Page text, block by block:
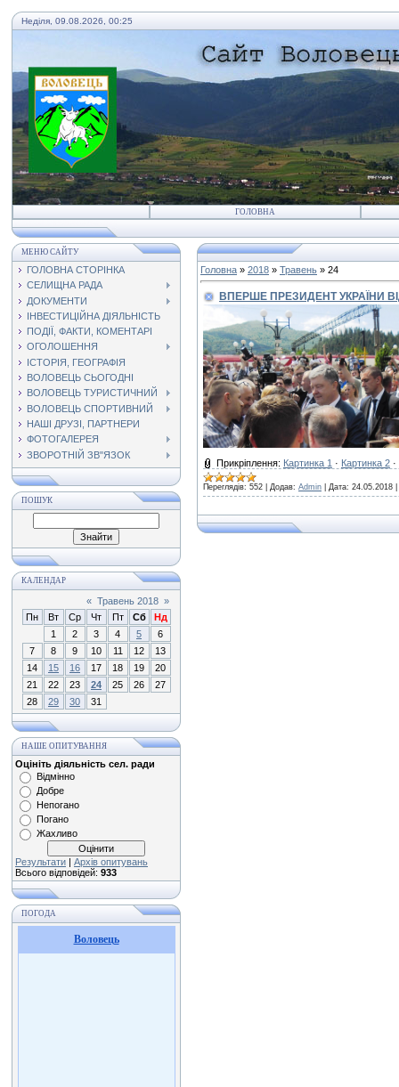
Неділя, 09.08.2026, 00:25
ГОЛОВНА
МЕНЮ САЙТУ
ГОЛОВНА СТОРІНКА
СЕЛИЩНА РАДА
ДОКУМЕНТИ
ІНВЕСТИЦІЙНА ДІЯЛЬНІСТЬ
ПОДІЇ, ФАКТИ, КОМЕНТАРІ
ОГОЛОШЕННЯ
ІСТОРІЯ, ГЕОГРАФІЯ
ВОЛОВЕЦЬ СЬОГОДНІ
ВОЛОВЕЦЬ ТУРИСТИЧНИЙ
ВОЛОВЕЦЬ СПОРТИВНИЙ
НАШІ ДРУЗІ, ПАРТНЕРИ
ФОТОГАЛЕРЕЯ
ЗВОРОТНІЙ ЗВ"ЯЗОК
ПОШУК
КАЛЕНДАР
« Травень 2018 »
Пн
Вт Ср Чт Пт Сб
Нд
1
2 3 4 5
6
7
8 9 10 11 12
13
14
15 16 17 18 19
20
21
22 23 24 25 26
27
28
29 30 31
НАШЕ ОПИТУВАННЯ
Оцініть діяльність сел. ради
Відмінно
Добре
Непогано
Погано
Жахливо
Результати | Архів опитувань
Всього відповідей: 933
ПОГОДА
Воловець
Головна » 2018 » Травень » 24
ВПЕРШЕ ПРЕЗИДЕНТ УКРАЇНИ
Прикріплення: Картинка 1 · Картинка 2 ·
Переглядів: 552 Додав: Admin Дата: 24.05.2018